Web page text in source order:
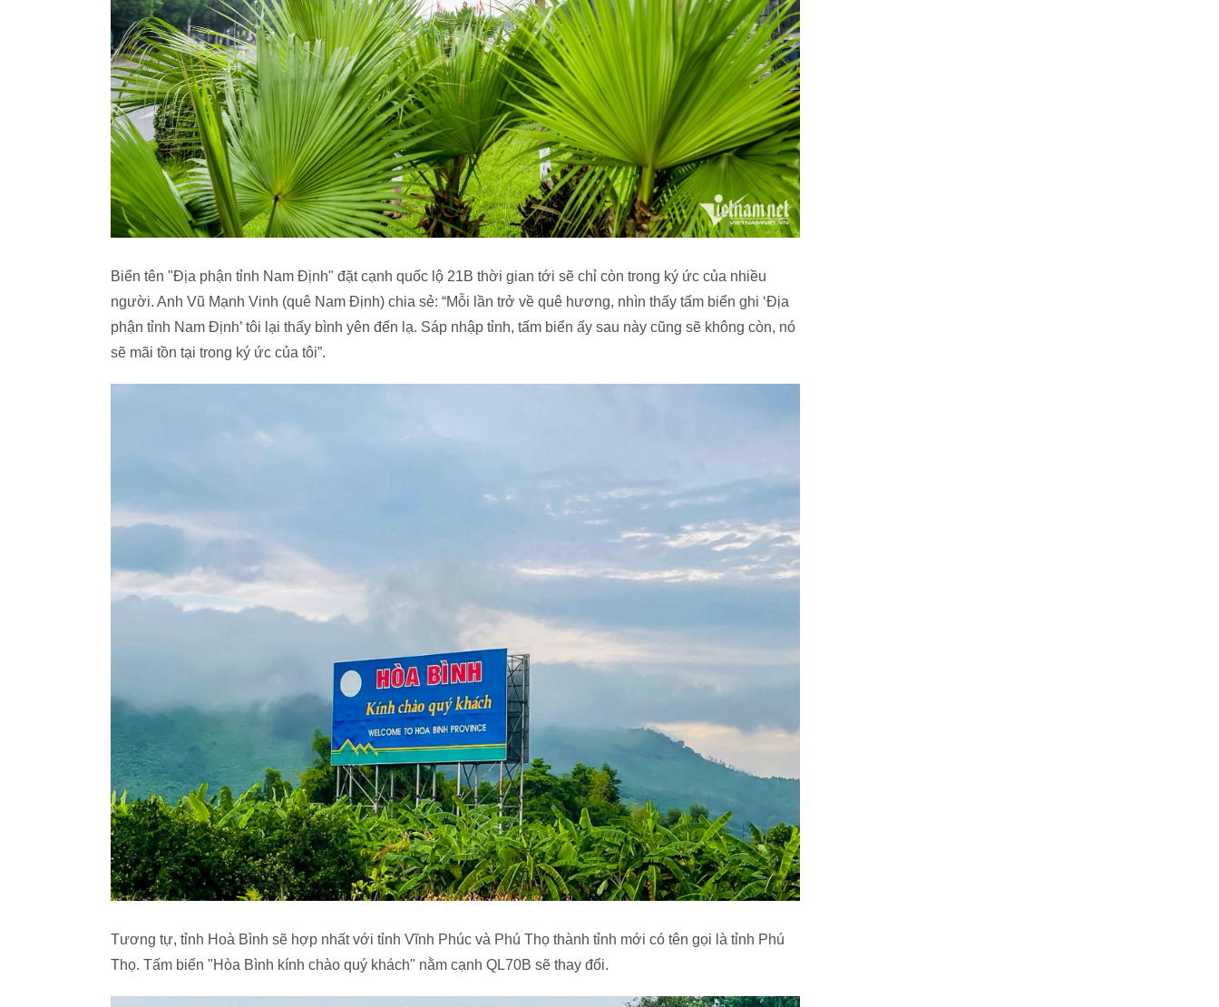
Biển tên "Địa phận tỉnh Nam Định" đặt cạnh quốc lộ 21B thời gian tới sẽ chỉ còn trong ký ức của nhiều
người. Anh Vũ Mạnh Vinh (quê Nam Định) chia sẻ: “Mỗi lần trở về quê hương, nhìn thấy tấm biển ghi ‘Địa
phận tỉnh Nam Định’ tôi lại thấy bình yên đến lạ. Sáp nhập tỉnh, tấm biển ấy sau này cũng sẽ không còn, nó
sẽ mãi tồn tại trong ký ức của tôi”.
Tương tự, tỉnh Hoà Bình sẽ hợp nhất với tỉnh Vĩnh Phúc và Phú Thọ thành tỉnh mới có tên gọi là tỉnh Phú
Thọ. Tấm biển "Hòa Bình kính chào quý khách" nằm cạnh QL70B sẽ thay đổi.